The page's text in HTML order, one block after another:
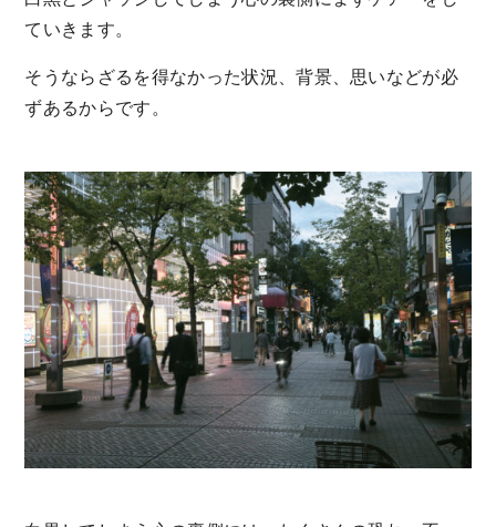
ていきます。
そうならざるを得なかった状況、背景、思いなどが必
ずあるからです。